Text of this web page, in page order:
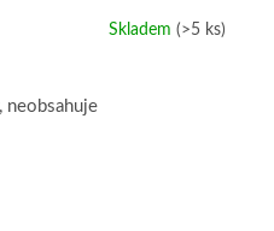
Skladem(>5 ks)
neobsahuje